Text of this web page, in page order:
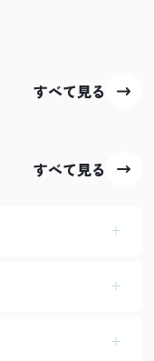
すべて見る
すべて見る